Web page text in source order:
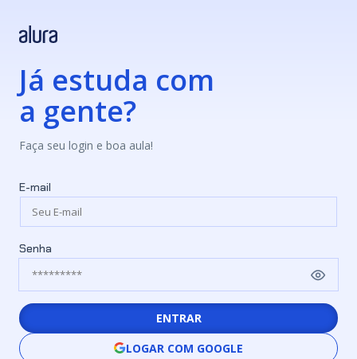
Já estuda com
a gente?
Faça seu login e boa aula!
E-mail
Senha
ENTRAR
LOGAR COM GOOGLE